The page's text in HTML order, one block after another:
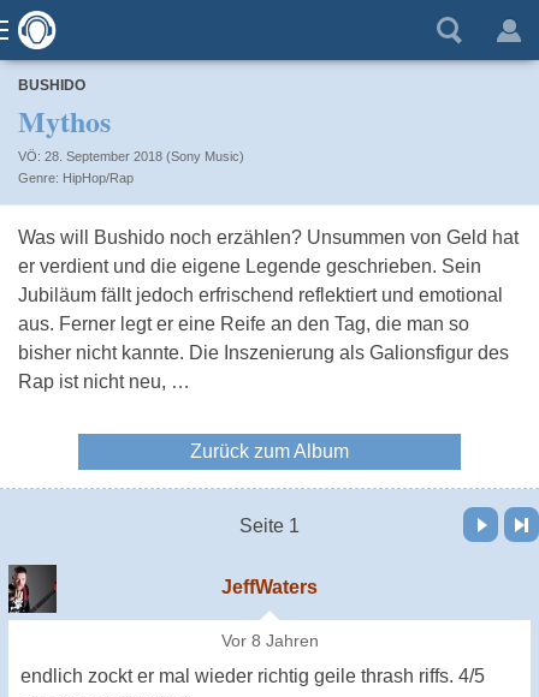
BUSHIDO
Mythos
VÖ: 28. September 2018 (Sony Music)
HipHop/Rap
Was will Bushido noch erzählen? Unsummen von Geld hat
er verdient und die eigene Legende geschrieben. Sein
Jubiläum fällt jedoch erfrischend reflektiert und emotional
aus. Ferner legt er eine Reife an den Tag, die man so
bisher nicht kannte. Die Inszenierung als Galionsfigur des
Rap ist nicht neu, …
Zurück zum Album
Seite 1
Vor Letzte Seite
JeffWaters
Vor 8 Jahren
endlich zockt er mal wieder richtig geile thrash riffs. 4/5